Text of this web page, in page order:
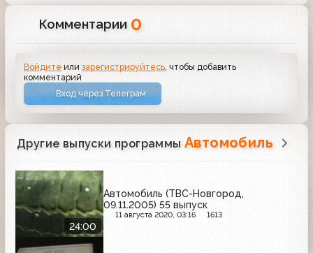
Комментарии 0
Войдите илизарегистрируйтесь , чтобы добавить
комментарий
Вход через Телеграм
Другие выпуски программы Автомобиль
24:00
Автомобиль (ТВС-Новгород,
09.11.2005) 55 выпуск
11 августа 2020, 03:16 1613